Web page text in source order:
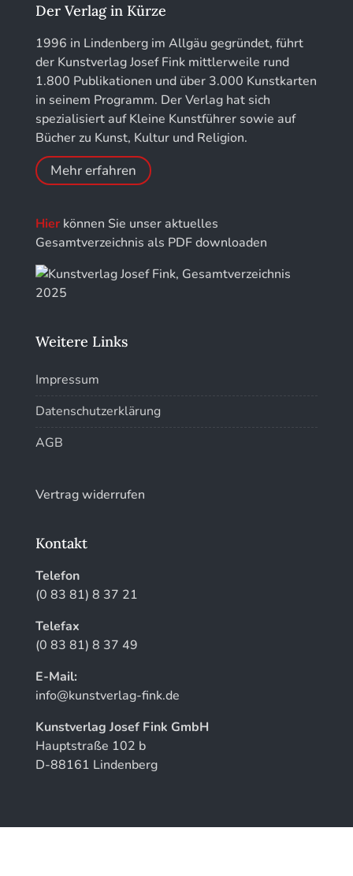
Jahresschriften der DGC Deutsche Gesellschaft
für Chronometrie
Jahrbuch der Stiftung Thüringer Schlösser und
Gärten
Der Verlag in Kürze
1996 in Lindenberg im Allgäu gegründet, führt
der Kunstverlag Josef Fink mittlerweile rund
1.800 Publikationen und über 3.000 Kunstkarten
in seinem Programm. Der Verlag hat sich
spezialisiert auf Kleine Kunstführer sowie auf
Bücher zu Kunst, Kultur und Religion.
Mehr erfahren
Hierkönnen Sie unser aktuelles
Gesamtverzeichnis als PDF downloaden
Weitere Links
Impressum
Datenschutzerklärung
AGB
Vertrag widerrufen
Kontakt
Telefon
(0 83 81) 8 37 21
Telefax
(0 83 81) 8 37 49
E-Mail:
info@kunstverlag-fink.de
Kunstverlag Josef Fink GmbH
Hauptstraße 102 b
D-88161 Lindenberg